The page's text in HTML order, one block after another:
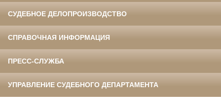
СУДЕБНОЕ ДЕЛОПРОИЗВОДСТВО
СПРАВОЧНАЯ ИНФОРМАЦИЯ
ПРЕСС-СЛУЖБА
УПРАВЛЕНИЕ СУДЕБНОГО ДЕПАРТАМЕНТА